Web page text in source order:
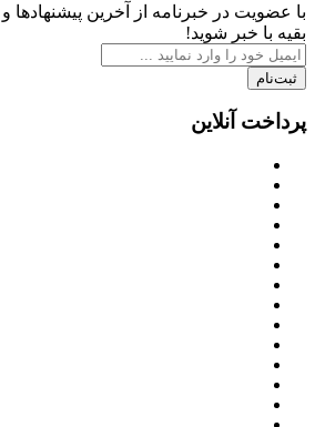
با عضویت در خبرنامه از آخرین پیشنهادها
بقیه با خبر شوید!
ثبت‌نام
پرداخت آنلاین